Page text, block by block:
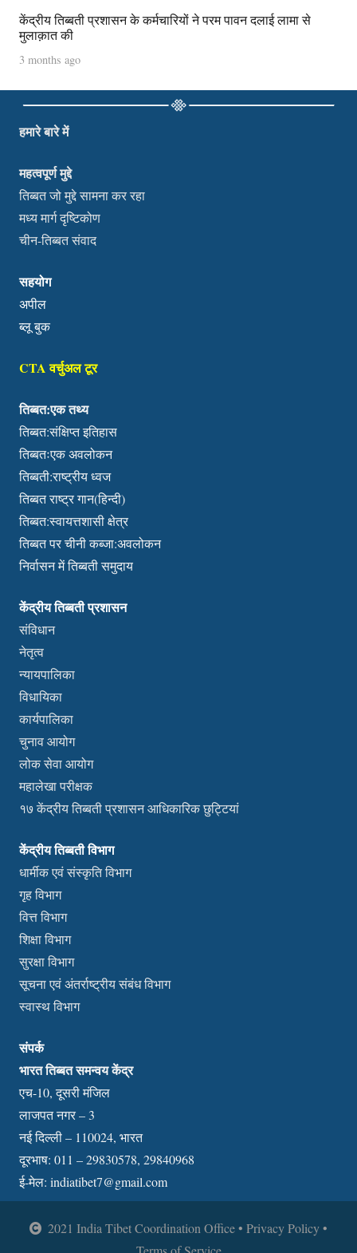
केंद्रीय तिब्बती प्रशासन के कर्मचारियों ने परम पावन दलाई लामा से
मुलाक़ात की
3 months ago
हमारे बारे में
महत्वपूर्ण मुद्दे
तिब्बत जो मुद्दे सामना कर रहा
मध्य मार्ग दृष्टिकोण
चीन-तिब्बत संवाद
सहयोग
अपील
ब्लू बुक
CTA वर्चुअल टूर
तिब्बत:एक तथ्य
तिब्बत:संक्षिप्त इतिहास
तिब्बतःएक अवलोकन
तिब्बती:राष्ट्रीय ध्वज
तिब्बत राष्ट्र गान(हिन्दी)
तिब्बत:स्वायत्तशासी क्षेत्र
तिब्बत पर चीनी कब्जा:अवलोकन
निर्वासन में तिब्बती समुदाय
केंद्रीय तिब्बती प्रशासन
संविधान
नेतृत्व
न्यायपालिका
विधायिका
कार्यपालिका
चुनाव आयोग
लोक सेवा आयोग
महालेखा परीक्षक
१७ केंद्रीय तिब्बती प्रशासन आधिकारिक छुट्टियां
केंद्रीय तिब्बती विभाग
धार्मीक एवं संस्कृति विभाग
गृह विभाग
वित्त विभाग
शिक्षा विभाग
सुरक्षा विभाग
सूचना एवं अंतर्राष्ट्रीय संबंध विभाग
स्वास्थ विभाग
संपर्क
भारत तिब्बत समन्वय केंद्र
एच-10, दूसरी मंजिल
लाजपत नगर – 3
नई दिल्ली – 110024, भारत
दूरभाष: 011 – 29830578, 29840968
ई-मेल: indiatibet7@gmail.com
2021 India Tibet Coordination Office • Privacy Policy •